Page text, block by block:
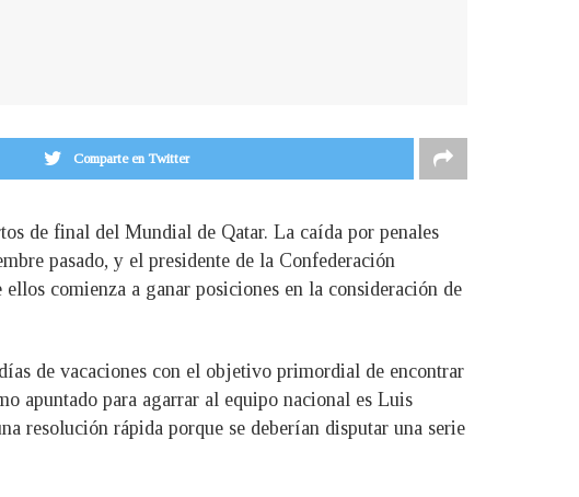
Comparte en Twitter
de final del Mundial de Qatar. La caída por penales
pasado, y el presidente de la Confederación
comienza a ganar posiciones en la consideración de
de vacaciones con el objetivo primordial de encontrar
apuntado para agarrar al equipo nacional es Luis
resolución rápida porque se deberían disputar una serie